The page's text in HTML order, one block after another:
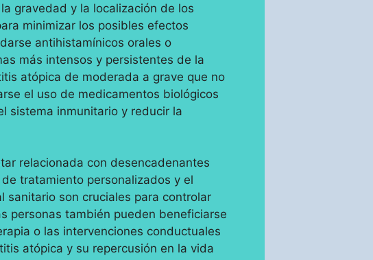
gravedad y la localización de los
minimizar los posibles efectos
antihistamínicos orales o
más intensos y persistentes de la
atópica de moderada a grave que no
el uso de medicamentos biológicos
sistema inmunitario y reducir la
relacionada con desencadenantes
tratamiento personalizados y el
sanitario son cruciales para controlar
personas también pueden beneficiarse
o las intervenciones conductuales
atópica y su repercusión en la vida